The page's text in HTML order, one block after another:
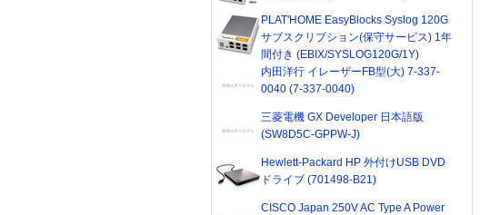
PLAT'HOME EasyBlocks Syslog 120G
サブスクリプション(保守サービス) 1年
間付き (EBIX/SYSLOG120G/1Y)
内田洋行 イレーザーFB型(大) 7-337-
0040 (7-337-0040)
三菱電機 GX Developer 日本語版
(SW8D5C-GPPW-J)
Hewlett-Packard HP 外付けUSB DVD
ドライブ (701498-B21)
CISCO Japan 250V AC Type A Power